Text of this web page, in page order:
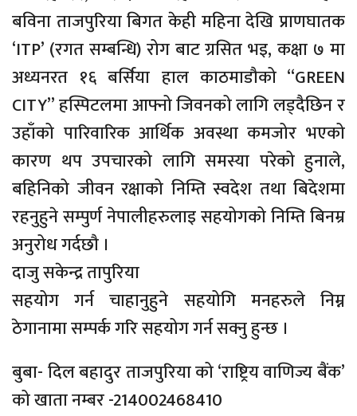
बविना ताजपुरिया बिगत केही महिना देखि प्राणघातक
‘ITP’ (रगत सम्बन्धि) रोग बाट ग्रसित भइ, कक्षा ७ मा
अध्यनरत १६ बर्सिया हाल काठमाडौको “GREEN
CITY” हस्पिटलमा आफ्नो जिवनको लागि लड्दैछिन र
उहाँको पारिवारिक आर्थिक अवस्था कमजोर भएको
कारण थप उपचारको लागि समस्या परेको हुनाले,
बहिनिको जीवन रक्षाको निम्ति स्वदेश तथा बिदेशमा
रहनुहुने सम्पुर्ण नेपालीहरुलाइ सहयोगको निम्ति बिनम्र
अनुरोध गर्दछौ ।
दाजु सकेन्द्र तापुरिया
सहयोग गर्न चाहानुहुने सहयोगि मनहरुले निम्न
ठेगानामा सम्पर्क गरि सहयोग गर्न सक्नु हुन्छ ।
बुबा- दिल बहादुर ताजपुरिया को ‘राष्ट्रिय वाणिज्य बैंक’
को खाता नम्बर -214002468410